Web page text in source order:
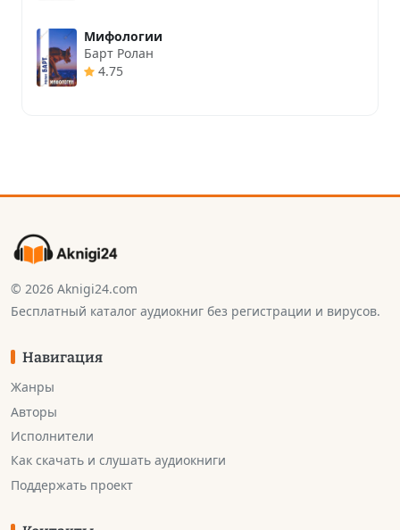
Мифологии
Барт Ролан
4.75
© 2026 Aknigi24.com
Бесплатный каталог аудиокниг без регистрации и вирусов.
Навигация
Жанры
Авторы
Исполнители
Как скачать и слушать аудиокниги
Поддержать проект